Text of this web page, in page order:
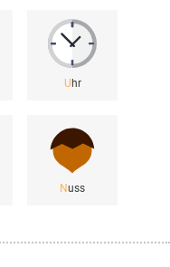
Uhr
Nuss